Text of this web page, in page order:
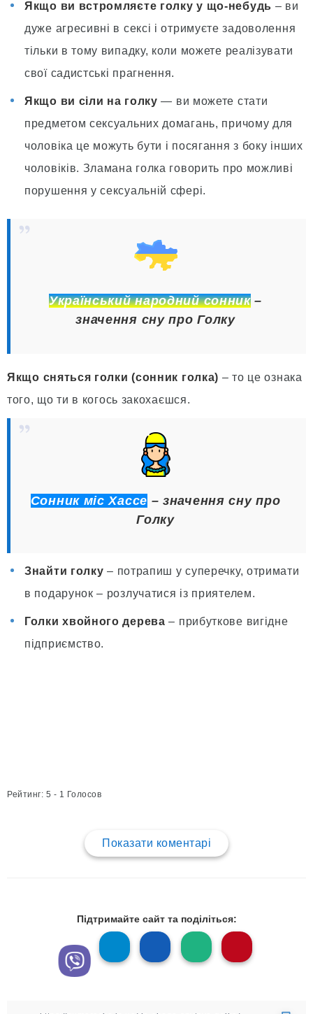
Якщо ви встромляєте голку у що-небудь – ви
дуже агресивні в сексі і отримуєте задоволення
тільки в тому випадку, коли можете реалізувати
свої садистські прагнення.
Якщо ви сіли на голку — ви можете стати
предметом сексуальних домагань, причому для
чоловіка це можуть бути і посягання з боку інших
чоловіків. Зламана голка говорить про можливі
порушення у сексуальній сфері.
Український народний сонник–
значення сну про Голку
Якщо сняться голки (сонник голка) – то це ознака
того, що ти в когось закохаєшся.
Сонник міс Хассе – значення сну про
Голку
Знайти голку – потрапиш у суперечку, отримати
в подарунок – розлучатися із приятелем.
Голки хвойного дерева – прибуткове вигідне
підприємство.
Рейтинг: 5 - 1 Голосов
Показати коментарі
Підтримайте сайт та поділіться: